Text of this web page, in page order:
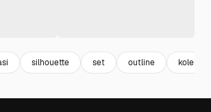
silhouette set outline koleksi